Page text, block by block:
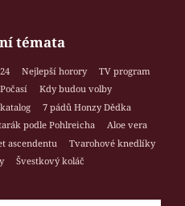
témata
Nejlepší horory
TV program
Počasí
Kdy budou volby
7 pádů Honzy Dědka
podle Pohlreicha
Aloe vera
ascendentu
Tvarohové knedlíky
Švestkový koláč